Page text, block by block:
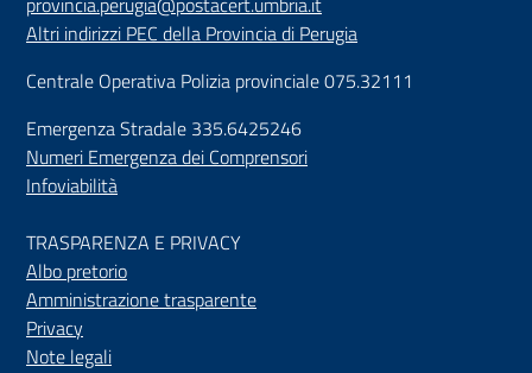
Altri indirizzi PEC della Provincia di Perugia
Centrale Operativa Polizia provinciale 075.32111
Emergenza Stradale 335.6425246
Numeri Emergenza dei Comprensori
Infoviabilità
TRASPARENZA E PRIVACY
Albo pretorio
Amministrazione trasparente
Privacy
Note legali